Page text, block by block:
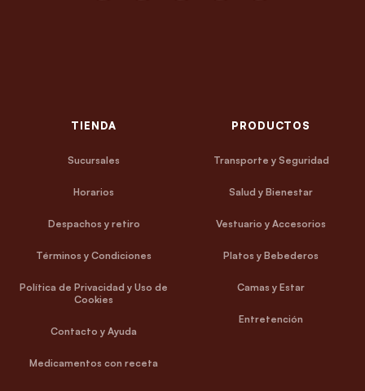
TIENDA
Sucursales
Horarios
Despachos y retiro
Términos y Condiciones
Política de Privacidad y Uso de
Cookies
Contacto y Ayuda
Medicamentos con receta
PRODUCTOS
Transporte y Seguridad
Salud y Bienestar
Vestuario y Accesorios
Platos y Bebederos
Camas y Estar
Entretención